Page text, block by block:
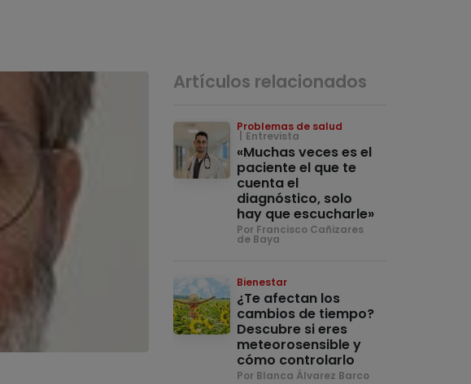
Artículos relacionados
Problemas de salud
Entrevista
«Muchas veces es el
paciente el que te
cuenta el
diagnóstico, solo
hay que escucharle»
Por Francisco Cañizares
de Baya
Bienestar
¿Te afectan los
cambios de tiempo?
Descubre si eres
meteorosensible y
cómo controlarlo
Por Blanca Álvarez Barco